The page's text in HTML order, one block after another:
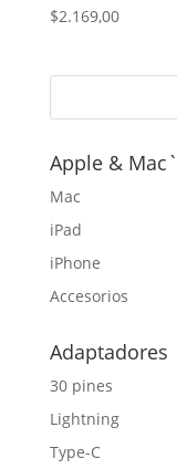
$2.169,00
Apple &
Mac
iPad
iPhone
Accesorios
Adaptadores
30 pines
Lightning
Type-C